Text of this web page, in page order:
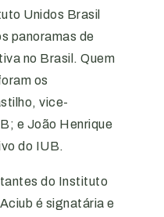
Unidos Brasil
panoramas de
no Brasil. Quem
os
vice-
e João Henrique
do IUB.
do Instituto
é signatária e